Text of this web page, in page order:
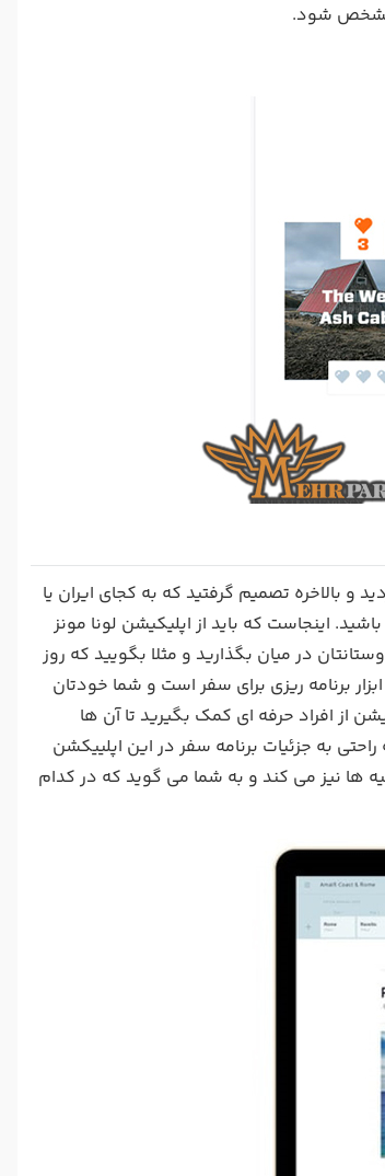
مشخص شود.
و بالاخره تصمیم گرفتید که به کجای ایران یا
اینجاست که باید از اپلیکیشن لونا مونز
در میان بگذارید و مثلا بگویید که روز
برنامه ریزی برای سفر است و شما خودتان
از افراد حرفه ای کمک بگیرید تا آن ها
به جزئیات برنامه سفر در این اپلییکشن
ها نیز می کند و به شما می گوید که در کدام